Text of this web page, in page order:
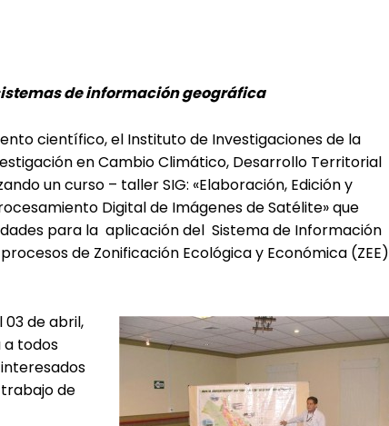
de información geográfica
científico, el Instituto de Investigaciones de la
en Cambio Climático, Desarrollo Territorial
un curso – taller SIG: «Elaboración, Edición y
Digital de Imágenes de Satélite» que
para la aplicación del Sistema de Información
de Zonificación Ecológica y Económica (ZEE)
de abril,
a todos
de